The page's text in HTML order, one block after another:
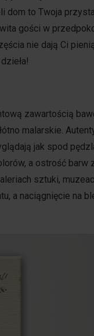
to Twoja
gości w
nie dają Ci
zawartością
malarskie.
jak spod
a ostrość
sztuki,
a naciągnięcie na